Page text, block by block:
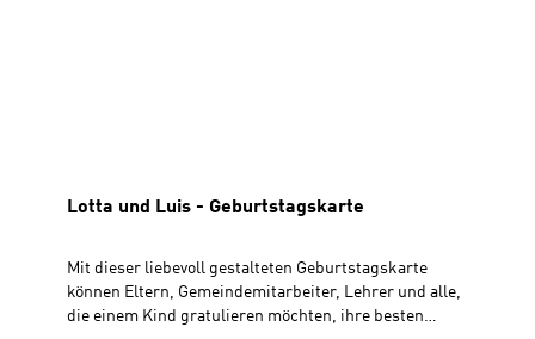
Lotta und Luis - Geburtstagskarte
Mit dieser liebevoll gestalteten Geburtstagskarte
können Eltern, Gemeindemitarbeiter, Lehrer und alle,
die einem Kind gratulieren möchten, ihre besten